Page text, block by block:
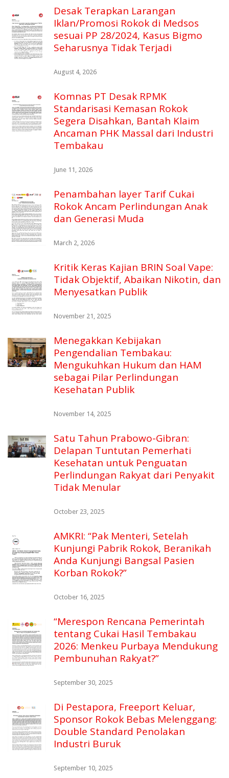
Desak Terapkan Larangan
Iklan/Promosi Rokok di Medsos
sesuai PP 28/2024, Kasus Bigmo
Seharusnya Tidak Terjadi
August 4, 2026
Komnas PT Desak RPMK
Standarisasi Kemasan Rokok
Segera Disahkan, Bantah Klaim
Ancaman PHK Massal dari Industri
Tembakau
June 11, 2026
Penambahan layer Tarif Cukai
Rokok Ancam Perlindungan Anak
dan Generasi Muda
March 2, 2026
Kritik Keras Kajian BRIN Soal Vape:
Tidak Objektif, Abaikan Nikotin, dan
Menyesatkan Publik
November 21, 2025
Menegakkan Kebijakan
Pengendalian Tembakau:
Mengukuhkan Hukum dan HAM
sebagai Pilar Perlindungan
Kesehatan Publik
November 14, 2025
Satu Tahun Prabowo-Gibran:
Delapan Tuntutan Pemerhati
Kesehatan untuk Penguatan
Perlindungan Rakyat dari Penyakit
Tidak Menular
October 23, 2025
AMKRI: “Pak Menteri, Setelah
Kunjungi Pabrik Rokok, Beranikah
Anda Kunjungi Bangsal Pasien
Korban Rokok?”
October 16, 2025
“Merespon Rencana Pemerintah
tentang Cukai Hasil Tembakau
2026: Menkeu Purbaya Mendukung
Pembunuhan Rakyat?”
September 30, 2025
Di Pestapora, Freeport Keluar,
Sponsor Rokok Bebas Melenggang:
Double Standard Penolakan
Industri Buruk
September 10, 2025